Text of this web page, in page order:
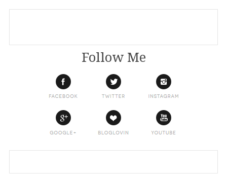
Follow Me